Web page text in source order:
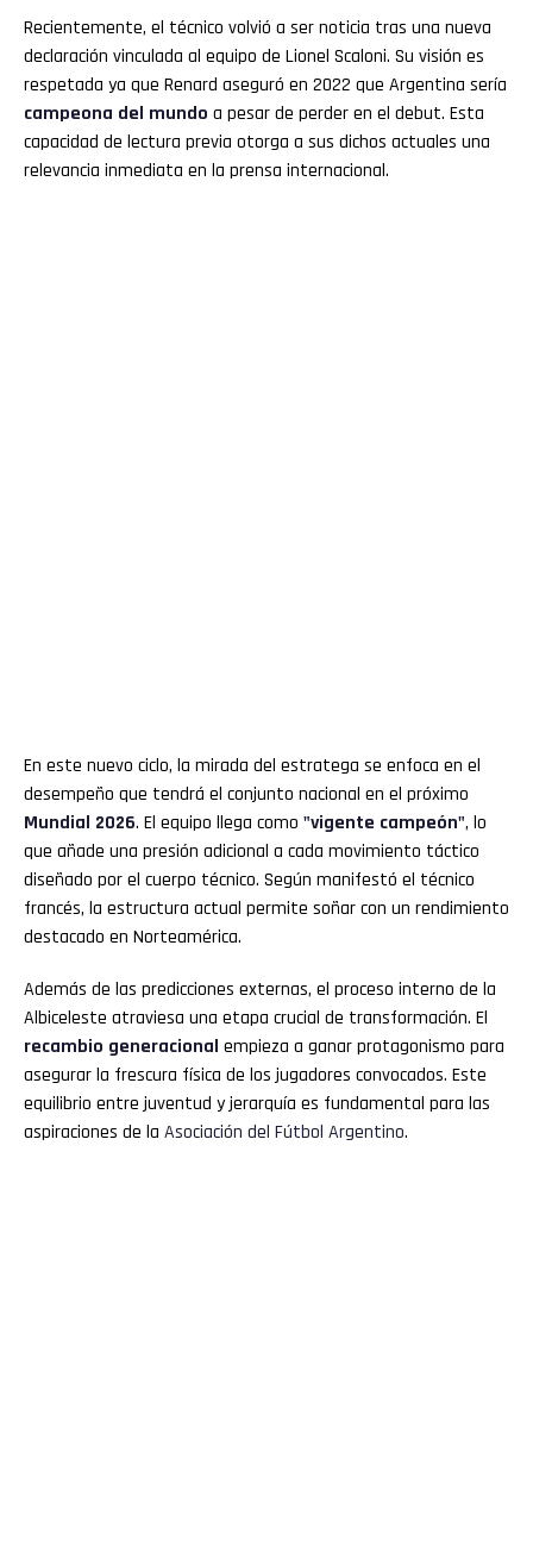
Recientemente, el técnico volvió a ser noticia tras una nueva
declaración vinculada al equipo de Lionel Scaloni. Su visión es
respetada ya que Renard aseguró en 2022 que Argentina sería
campeona del mundo a pesar de perder en el debut. Esta
capacidad de lectura previa otorga a sus dichos actuales una
relevancia inmediata en la prensa internacional.
En este nuevo ciclo, la mirada del estratega se enfoca en el
desempeño que tendrá el conjunto nacional en el próximo
Mundial 2026. El equipo llega como "vigente campeón", lo
que añade una presión adicional a cada movimiento táctico
diseñado por el cuerpo técnico. Según manifestó el técnico
francés, la estructura actual permite soñar con un rendimiento
destacado en Norteamérica.
Además de las predicciones externas, el proceso interno de la
Albiceleste atraviesa una etapa crucial de transformación. El
recambio generacional empieza a ganar protagonismo para
asegurar la frescura física de los jugadores convocados. Este
equilibrio entre juventud y jerarquía es fundamental para las
aspiraciones de la Asociación del Fútbol Argentino.